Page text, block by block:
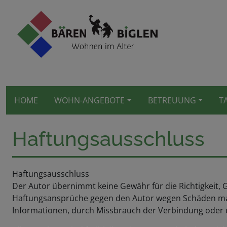
HOME WOHN-ANGEBOTE BETREUUNG
Haftungsausschluss
Haftungsausschluss
Der Autor übernimmt keine Gewähr für die Richtigkeit,
Haftungsansprüche gegen den Autor wegen Schäden
Informationen, durch Missbrauch der Verbindung